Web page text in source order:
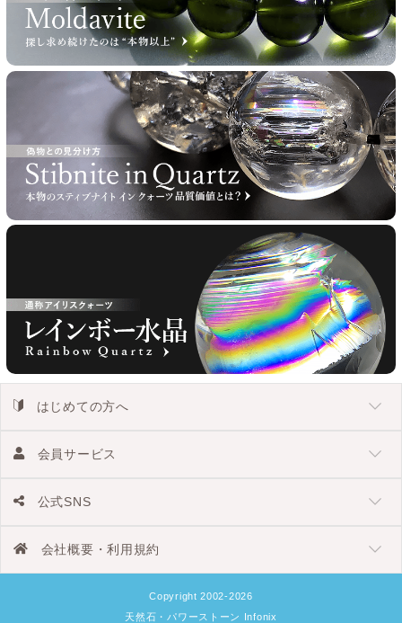
はじめての方へ
会員サービス
公式SNS
会社概要・利用規約
Copyright 2002-2026
天然石・パワーストーン Infonix